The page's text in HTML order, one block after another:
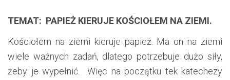
TEMAT: PAPIEŻ KIERUJE KOŚCIOŁEM NA ZIEMI.
Kościołem na ziemi kieruje papież. Ma on na ziemi
wiele ważnych zadań, dlatego potrzebuje dużo siły,
żeby je wypełnić. Więc na początku tek katechezy